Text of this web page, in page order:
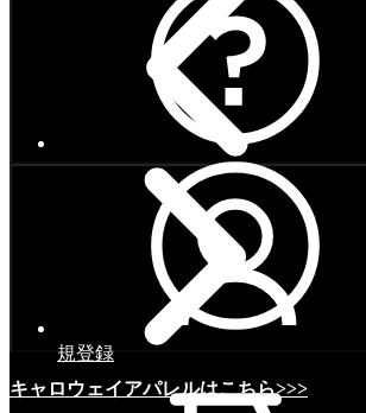
キャロウェイアパレルはこちら>>>
規登録